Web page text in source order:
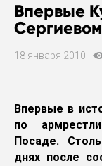
Впервые
18 января 2010
Впервые в
по
Посаде.
днях после